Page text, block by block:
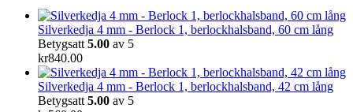
Silverkedja 4 mm - Berlock 1, berlockhalsband, 60 cm lång
Betygsatt5.00 av 5
kr840.00
Silverkedja 4 mm - Berlock 1, berlockhalsband, 42 cm lång
Betygsatt5.00 av 5